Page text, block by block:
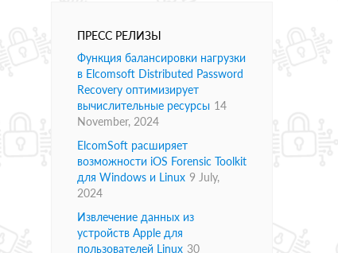
ПРЕСС РЕЛИЗЫ
Функция балансировки нагрузки
в Elcomsoft Distributed Password
Recovery оптимизирует
вычислительные ресурсы 14
November, 2024
ElcomSoft расширяет
возможности iOS Forensic Toolkit
для Windows и Linux 9 July,
2024
Извлечение данных из
устройств Apple для
пользователей Linux 30